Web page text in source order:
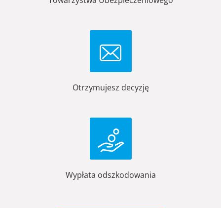
Otrzymujesz decyzję
Wypłata odszkodowania